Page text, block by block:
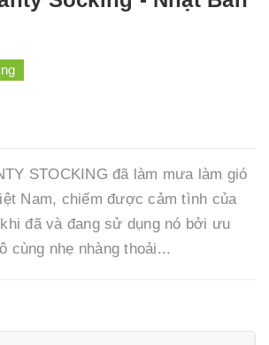
STOCKING đã làm mưa làm gió
Nam, chiếm được cảm tình của
đã và đang sử dụng nó bởi ưu
cùng nhẹ nhàng thoải...